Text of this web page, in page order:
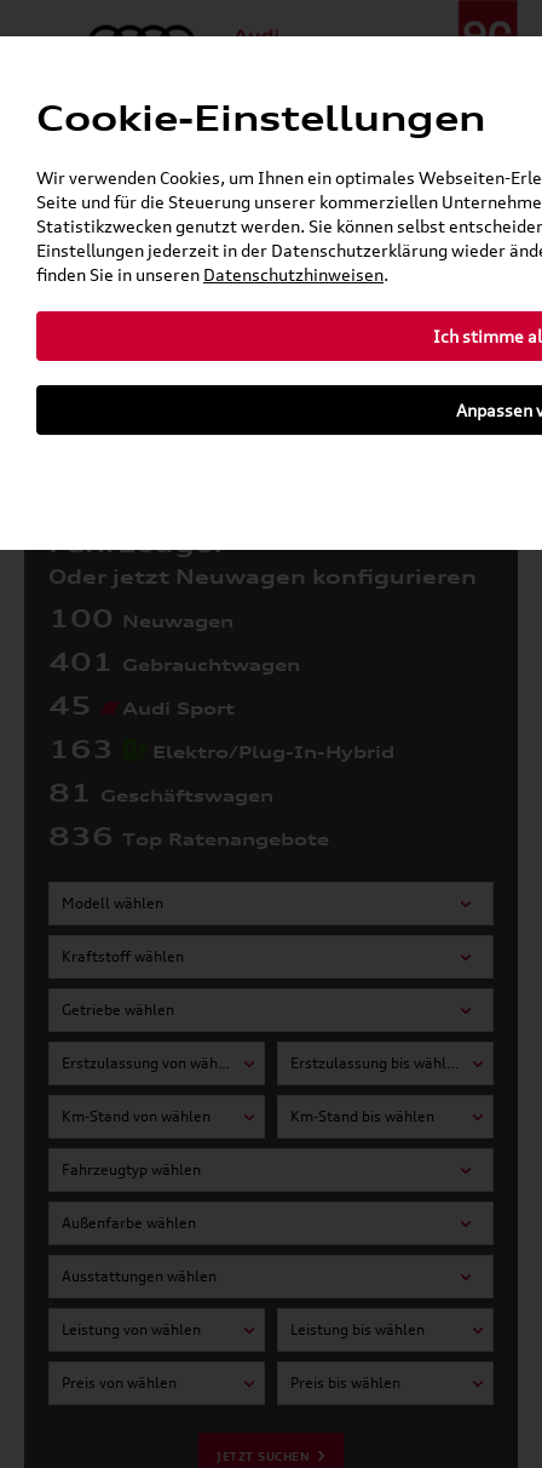
Menü
24h-Pannenhilfe:+49 (0)171 / 870 72 87
Öffnet in 6 Stunden, 49 Minuten
Verkauf:Mo. - Fr. 08:00 - 19:00 Uhr Sa. 09:00 - 13:00 Uhr
Service:Mo. - Fr. 06:00 - 20:00 Uhr Sa. 08:00 - 13:00 Uhr
Zurück zur Startseite
Fahrzeuge:
Oder jetzt Neuwagen konfigurieren
100 Neuwagen
401 Gebrauchtwagen
45 Audi Sport
163 Elektro/Plug-In-Hybrid
81 Geschäftswagen
836 Top Ratenangebote
Modell wählen
Kraftstoff wählen
Getriebe wählen
Erstzulassung von wählen Erstzulassung bis wählen
Km-Stand von wählen Km-Stand bis wählen
Fahrzeugtyp wählen
Außenfarbe wählen
Ausstattungen wählen
Leistung von wählen Leistung bis wählen
Preis von wählen Preis bis wählen
JETZT SUCHEN
Cookie-Einstellungen
Wir verwenden Cookies, um Ihnen ein optimales Webseiten-
Seite und für die Steuerung unserer kommerziellen
Statistikzwecken genutzt werden. Sie können selbst
Einstellungen jederzeit in der Datenschutzerklärung wieder
finden Sie in unseren Datenschutzhinweisen.
Ich stimme
Anpassen